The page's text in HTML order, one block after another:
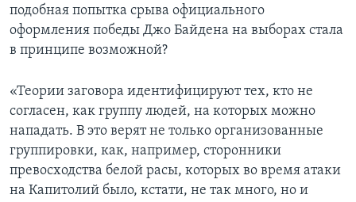
подобная попытка срыва официального
оформления победы Джо Байдена на выборах стала
в принципе возможной?
«Теории заговора идентифицируют тех, кто не
согласен, как группу людей, на которых можно
нападать. В это верят не только организованные
группировки, как, например, сторонники
превосходства белой расы, которых во время атаки
на Капитолий было, кстати, не так много, но и